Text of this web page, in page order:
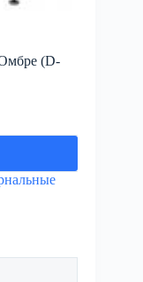
(D-